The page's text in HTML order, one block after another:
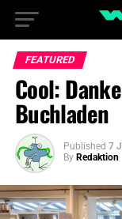
FEATURED
Cool:
Buchladen
Published 7
By Redaktion